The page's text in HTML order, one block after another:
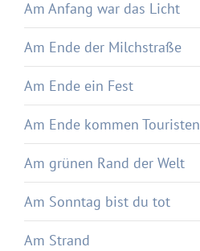
Am Anfang war das Licht
Am Ende der Milchstraße
Am Ende ein Fest
Am Ende kommen Touristen
Am grünen Rand der Welt
Am Sonntag bist du tot
Am Strand